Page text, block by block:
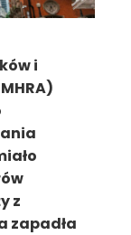
i
z
zapadła